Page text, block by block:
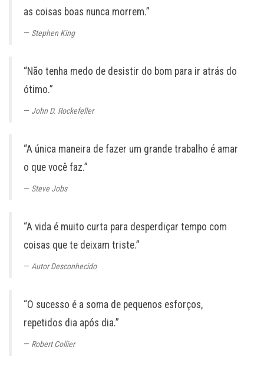
as coisas boas nunca morrem.”
Stephen King
“Não tenha medo de desistir do bom para ir atrás do
ótimo.”
John D. Rockefeller
“A única maneira de fazer um grande trabalho é amar
o que você faz.”
Steve Jobs
“A vida é muito curta para desperdiçar tempo com
coisas que te deixam triste.”
Autor Desconhecido
“O sucesso é a soma de pequenos esforços,
repetidos dia após dia.”
Robert Collier